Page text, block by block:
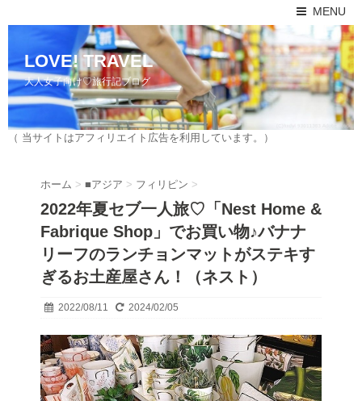
MENU
LOVE! TRAVEL
大人女子向け♡旅行記ブログ
（ 当サイトはアフィリエイト広告を利用しています。）
ホーム > ■アジア > フィリピン >
2022年夏セブ一人旅♡「Nest Home &
Fabrique Shop」でお買い物♪バナナ
リーフのランチョンマットがステキす
ぎるお土産屋さん！（ネスト）
2022/08/11 2024/02/05